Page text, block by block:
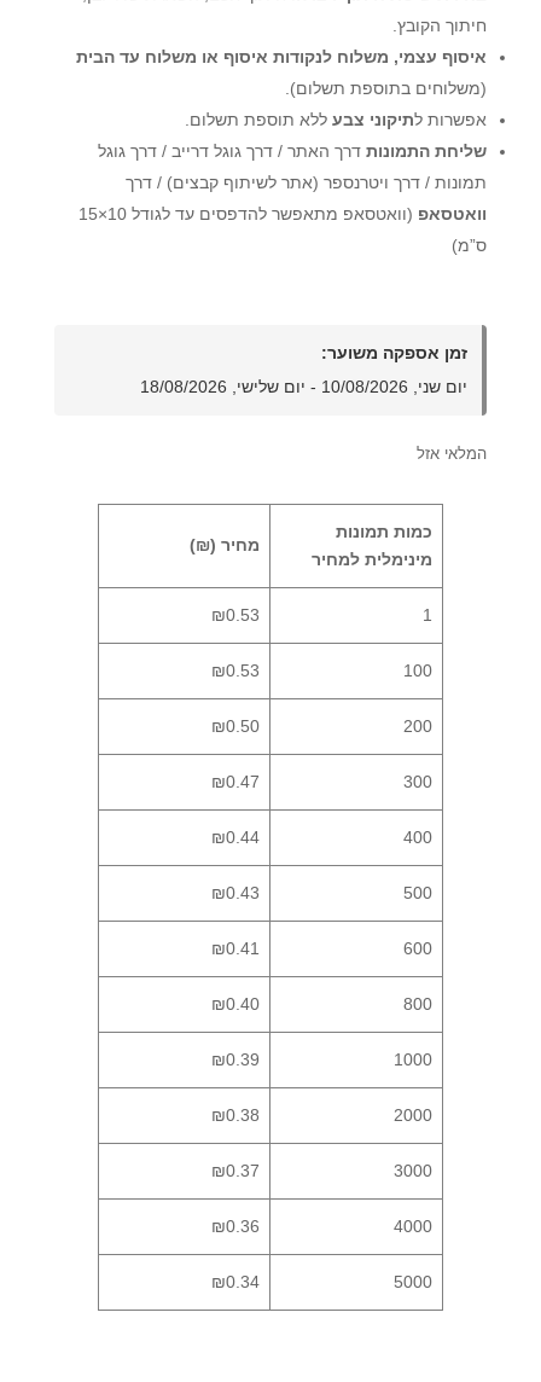
חיתוך הקובץ.
איסוף עצמי, משלוח לנקודות איסוף או משלוח עד הבית
(משלוחים בתוספת תשלום).
אפשרות לתיקוני צבעללא תוספת תשלום.
שליחת התמונותדרך האתר / דרך גוגל דרייב / דרך גוגל
תמונות / דרך ויטרנספר (אתר לשיתוף קבצים) / דרך
וואטסאפ
(וואטסאפ מתאפשר להדפסים עד לגודל 10×15
ס”מ)
זמן אספקה משוער:
יום שני, 10/08/2026 - יום שלישי, 18/08/2026
המלאי אזל
כמות תמונות
מינימלית למחיר
מחיר (₪)
1
₪0.53
100
₪0.53
200
₪0.50
300
₪0.47
400
₪0.44
500
₪0.43
600
₪0.41
800
₪0.40
1000
₪0.39
2000
₪0.38
3000
₪0.37
4000
₪0.36
5000
₪0.34